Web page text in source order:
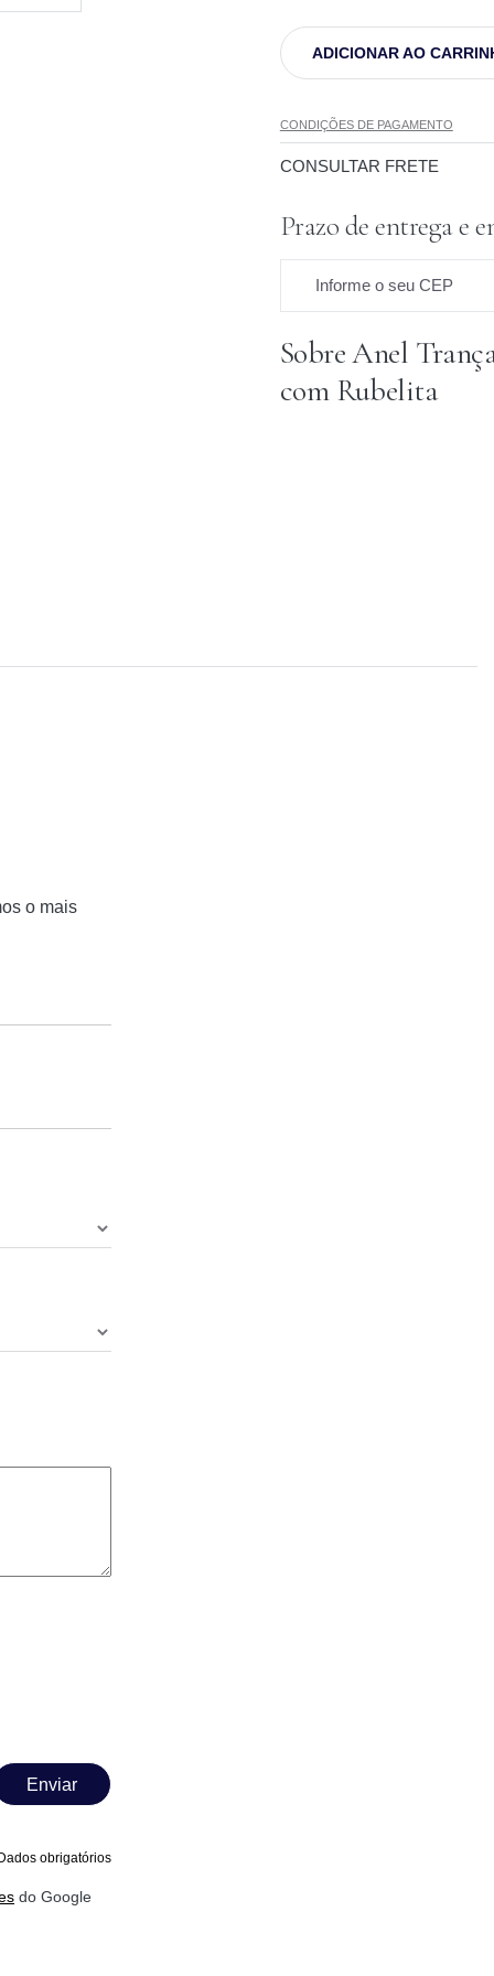
ADICIONAR AO
CONDIÇÕES DE PAGAMENTO
CONSULTAR FRETE
Prazo de entrega e
Informe o seu CEP
Prazo para o CEP
Sobre Anel
com Rubelita
o mais
Enviar
obrigatórios
do Google